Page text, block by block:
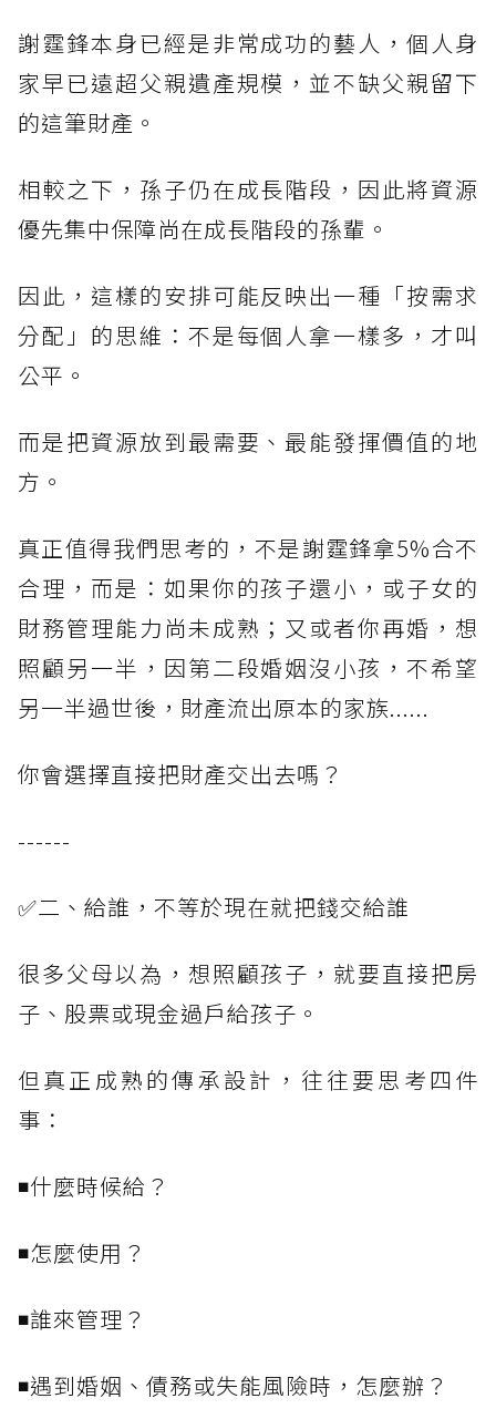
謝霆鋒本身已經是非常成功的藝人，個人身
家早已遠超父親遺產規模，並不缺父親留下
的這筆財產。
相較之下，孫子仍在成長階段，因此將資源
優先集中保障尚在成長階段的孫輩。
因此，這樣的安排可能反映出一種「按需求
分配」的思維：不是每個人拿一樣多，才叫
公平。
而是把資源放到最需要、最能發揮價值的地
方。
真正值得我們思考的，不是謝霆鋒拿5%合不
合理，而是：如果你的孩子還小，或子女的
財務管理能力尚未成熟；又或者你再婚，想
照顧另一半，因第二段婚姻沒小孩，不希望
另一半過世後，財產流出原本的家族......
你會選擇直接把財產交出去嗎？
------
✅二、給誰，不等於現在就把錢交給誰
很多父母以為，想照顧孩子，就要直接把房
子、股票或現金過戶給孩子。
但真正成熟的傳承設計，往往要思考四件
事：
◾什麼時候給？
◾怎麼使用？
◾誰來管理？
◾遇到婚姻、債務或失能風險時，怎麼辦？